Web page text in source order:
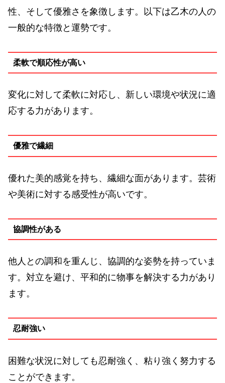
性、そして優雅さを象徴します。以下は乙木の人の
一般的な特徴と運勢です。
柔軟で順応性が高い
変化に対して柔軟に対応し、新しい環境や状況に適
応する力があります。
優雅で繊細
優れた美的感覚を持ち、繊細な面があります。芸術
や美術に対する感受性が高いです。
協調性がある
他人との調和を重んじ、協調的な姿勢を持っていま
す。対立を避け、平和的に物事を解決する力があり
ます。
忍耐強い
困難な状況に対しても忍耐強く、粘り強く努力する
ことができます。